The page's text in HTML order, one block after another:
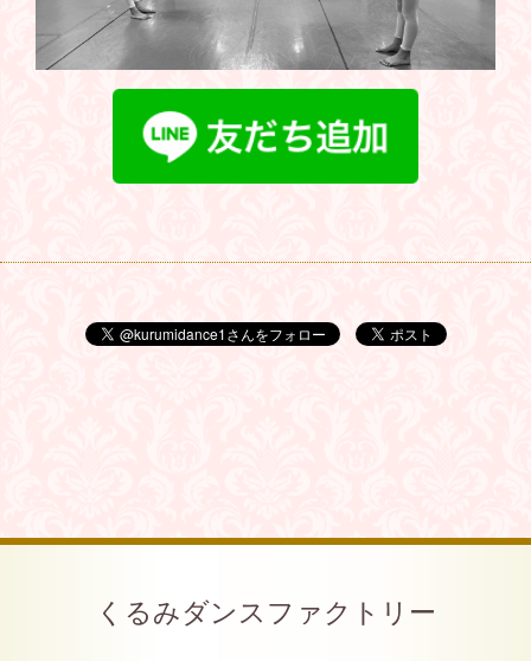
くるみダンスファクトリー